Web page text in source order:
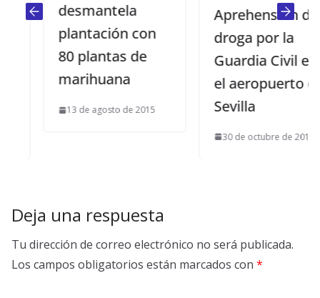
desmantela
plantación con
80 plantas de
marihuana
13 de agosto de 2015
Aprehensión de
droga por la
Guardia Civil en
el aeropuerto de
Sevilla
30 de octubre de 2015
Deja una respuesta
Tu dirección de correo electrónico no será publicada.
Los campos obligatorios están marcados con *